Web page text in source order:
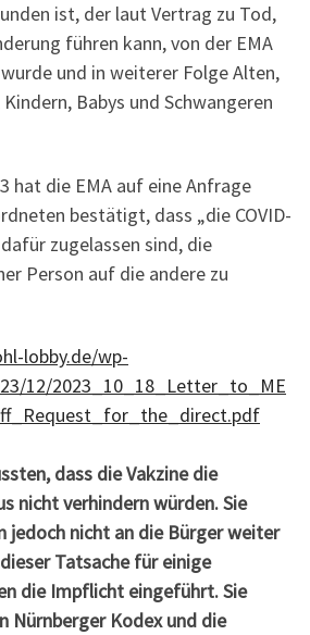
ist, der laut Vertrag zu Tod,
führen kann, von der EMA
und in weiterer Folge Alten,
Babys und Schwangeren
hat die EMA auf eine Anfrage
bestätigt, dass „die COVID-
zugelassen sind, die
Person auf die andere zu
lobby.de/wp-
12/2023_10_18_Letter_to_ME
dass die Vakzine die
nicht verhindern würden. Sie
jedoch nicht an die Bürger weiter
Tatsache für einige
die Impflicht eingeführt. Sie
Nürnberger Kodex und die